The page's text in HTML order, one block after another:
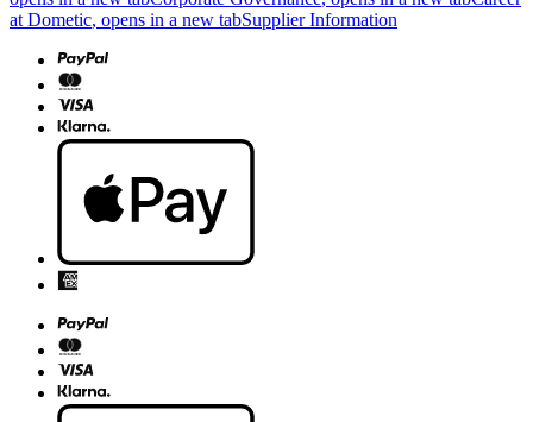
at Dometic, opens in a new tabSupplier Information